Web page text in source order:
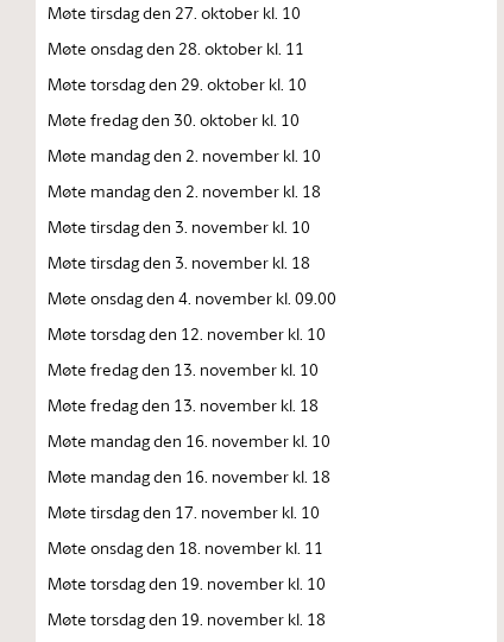
Møte tirsdag den 27. oktober kl. 10
Møte onsdag den 28. oktober kl. 11
Møte torsdag den 29. oktober kl. 10
Møte fredag den 30. oktober kl. 10
Møte mandag den 2. november kl. 10
Møte mandag den 2. november kl. 18
Møte tirsdag den 3. november kl. 10
Møte tirsdag den 3. november kl. 18
Møte onsdag den 4. november kl. 09.00
Møte torsdag den 12. november kl. 10
Møte fredag den 13. november kl. 10
Møte fredag den 13. november kl. 18
Møte mandag den 16. november kl. 10
Møte mandag den 16. november kl. 18
Møte tirsdag den 17. november kl. 10
Møte onsdag den 18. november kl. 11
Møte torsdag den 19. november kl. 10
Møte torsdag den 19. november kl. 18